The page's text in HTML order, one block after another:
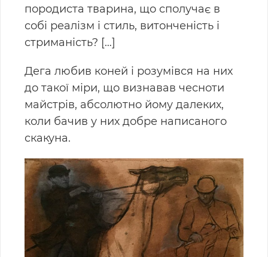
породиста тварина, що сполучає в
собі реалізм і стиль, витонченість і
стриманість? […]
Дега любив коней і розумівся на них
до такої міри, що визнавав чесноти
майстрів, абсолютно йому далеких,
коли бачив у них добре написаного
скакуна.